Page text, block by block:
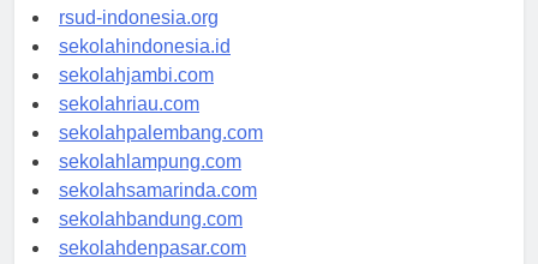
rsud-indonesia.org
sekolahindonesia.id
sekolahjambi.com
sekolahriau.com
sekolahpalembang.com
sekolahlampung.com
sekolahsamarinda.com
sekolahbandung.com
sekolahdenpasar.com